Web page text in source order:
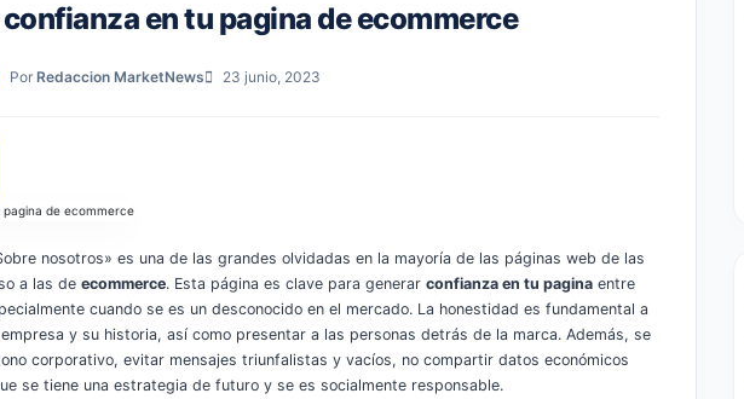
en tu pagina de ecommerce
Por Redaccion MarketNews 23 junio, 2023
nosotros» es una de las grandes olvidadas en la mayoría de las páginas web de las
a las de ecommerce. Esta página es clave para generar confianza en tu pagina entre
cuando se es un desconocido en el mercado. La honestidad es fundamental a
y su historia, así como presentar a las personas detrás de la marca. Además, se
corporativo, evitar mensajes triunfalistas y vacíos, no compartir datos económicos
se tiene una estrategia de futuro y se es socialmente responsable.